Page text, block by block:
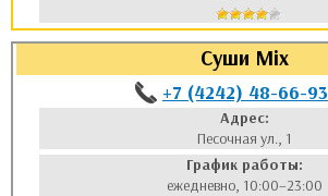
Суши Mix
+7 (4242) 48-66-93
Адрес:
Песочная ул., 1
График работы:
ежедневно, 10:00–23:00